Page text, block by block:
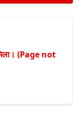
(Page not